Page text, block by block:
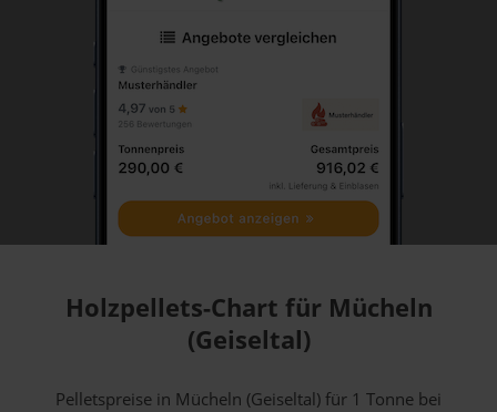
Holzpellets-Chart für Mücheln
(Geiseltal)
Pelletspreise in Mücheln (Geiseltal) für 1 Tonne bei